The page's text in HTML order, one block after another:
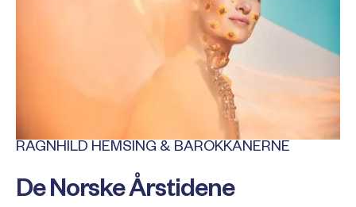
RAGNHILD HEMSING & BAROKKANERNE
De Norske Årstidene